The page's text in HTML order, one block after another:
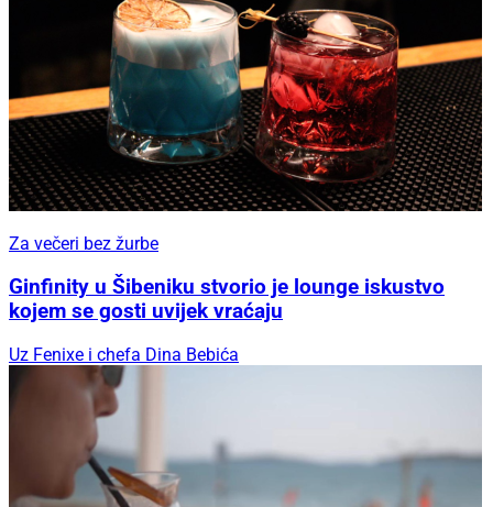
Za večeri bez žurbe
Ginfinity u Šibeniku stvorio je lounge iskustvo
kojem se gosti uvijek vraćaju
Uz Fenixe i chefa Dina Bebića